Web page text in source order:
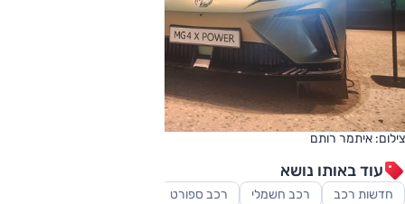
צילום: איתמר רותם
עוד באותו נושא
חדשות רכב רכב חשמלי רכב ספורט